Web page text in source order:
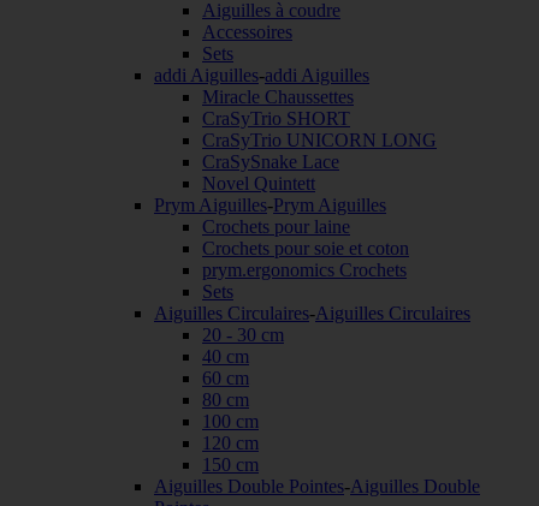
Aiguilles à coudre
Accessoires
Sets
addi Aiguilles-addi Aiguilles
Miracle Chaussettes
CraSyTrio SHORT
CraSyTrio UNICORN LONG
CraSySnake Lace
Novel Quintett
Prym Aiguilles-Prym Aiguilles
Crochets pour laine
Crochets pour soie et coton
prym.ergonomics Crochets
Sets
Aiguilles Circulaires-Aiguilles Circulaires
20 - 30 cm
40 cm
60 cm
80 cm
100 cm
120 cm
150 cm
Aiguilles Double Pointes-Aiguilles Double